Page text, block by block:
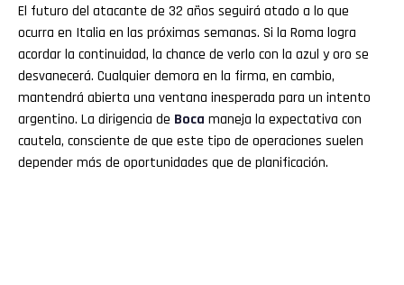
El futuro del atacante de 32 años seguirá atado a lo que
ocurra en Italia en las próximas semanas. Si la Roma logra
acordar la continuidad, la chance de verlo con la azul y oro se
desvanecerá. Cualquier demora en la firma, en cambio,
mantendrá abierta una ventana inesperada para un intento
argentino. La dirigencia de Boca maneja la expectativa con
cautela, consciente de que este tipo de operaciones suelen
depender más de oportunidades que de planificación.